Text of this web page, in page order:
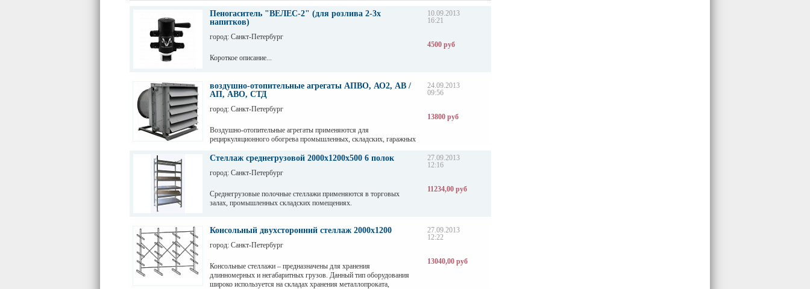
Пеногаситель "ВЕЛЕС-2" (для розлива 2-3х
напитков)
город: Санкт-Петербург
Короткое описание...
10.09.2013
16:21
4500 руб
воздушно-отопительные агрегаты АПВО, АО2, АВ /
АП, АВО, СТД
город: Санкт-Петербург
Воздушно-отопительные агрегаты применяются для
рециркуляционного обогрева промышленных, складских, гаражных
24.09.2013
09:56
13800 руб
Стеллаж среднегрузовой 2000х1200х500 6 полок
город: Санкт-Петербург
Среднегрузовые полочные стеллажи применяются в торговых
залах, промышленных складских помещениях.
зависимости от длины. Полочные стеллажи состоят из сборно-
краской. Уровни хранения могут регулировать по высоте - шаг
27.09.2013
12:16
11234,00 руб
Консольный двухсторонний стеллаж 2000х1200
город: Санкт-Петербург
Консольные стеллажи – предназначены для хранения
длинномерных и негабаритных грузов. Данный тип оборудования
широко используется на складах хранения металлопроката,
27.09.2013
12:22
13040,00 руб